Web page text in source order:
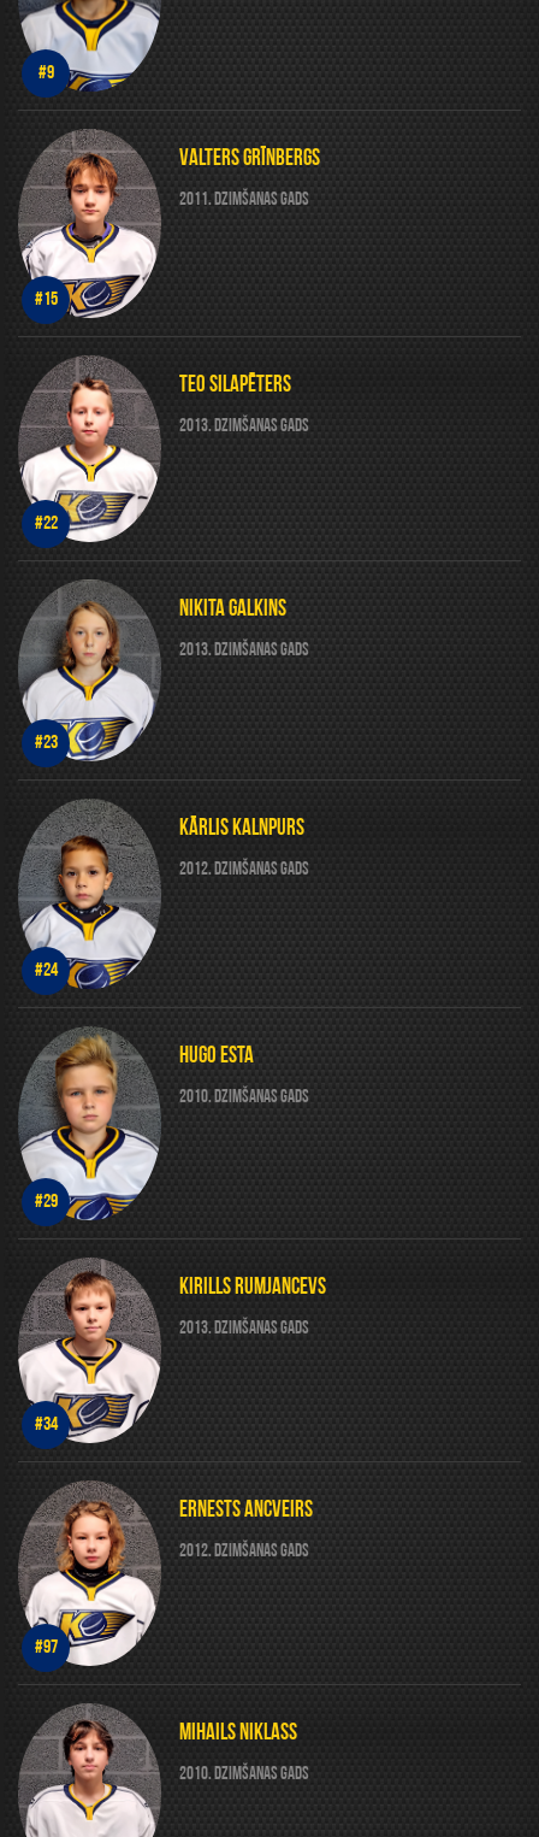
#9
#15
VALTERS GRĪNBERGS
2011. DZIMŠANAS GADS
#22
TEO SILAPĒTERS
2013. DZIMŠANAS GADS
#23
NIKITA GALKINS
2013. DZIMŠANAS GADS
#24
KĀRLIS KALNPURS
2012. DZIMŠANAS GADS
#29
HUGO ESTA
2010. DZIMŠANAS GADS
#34
KIRILLS RUMJANCEVS
2013. DZIMŠANAS GADS
#97
ERNESTS ANCVEIRS
2012. DZIMŠANAS GADS
MIHAILS NIKLASS
2010. DZIMŠANAS GADS